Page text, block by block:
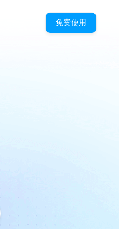
免费使用